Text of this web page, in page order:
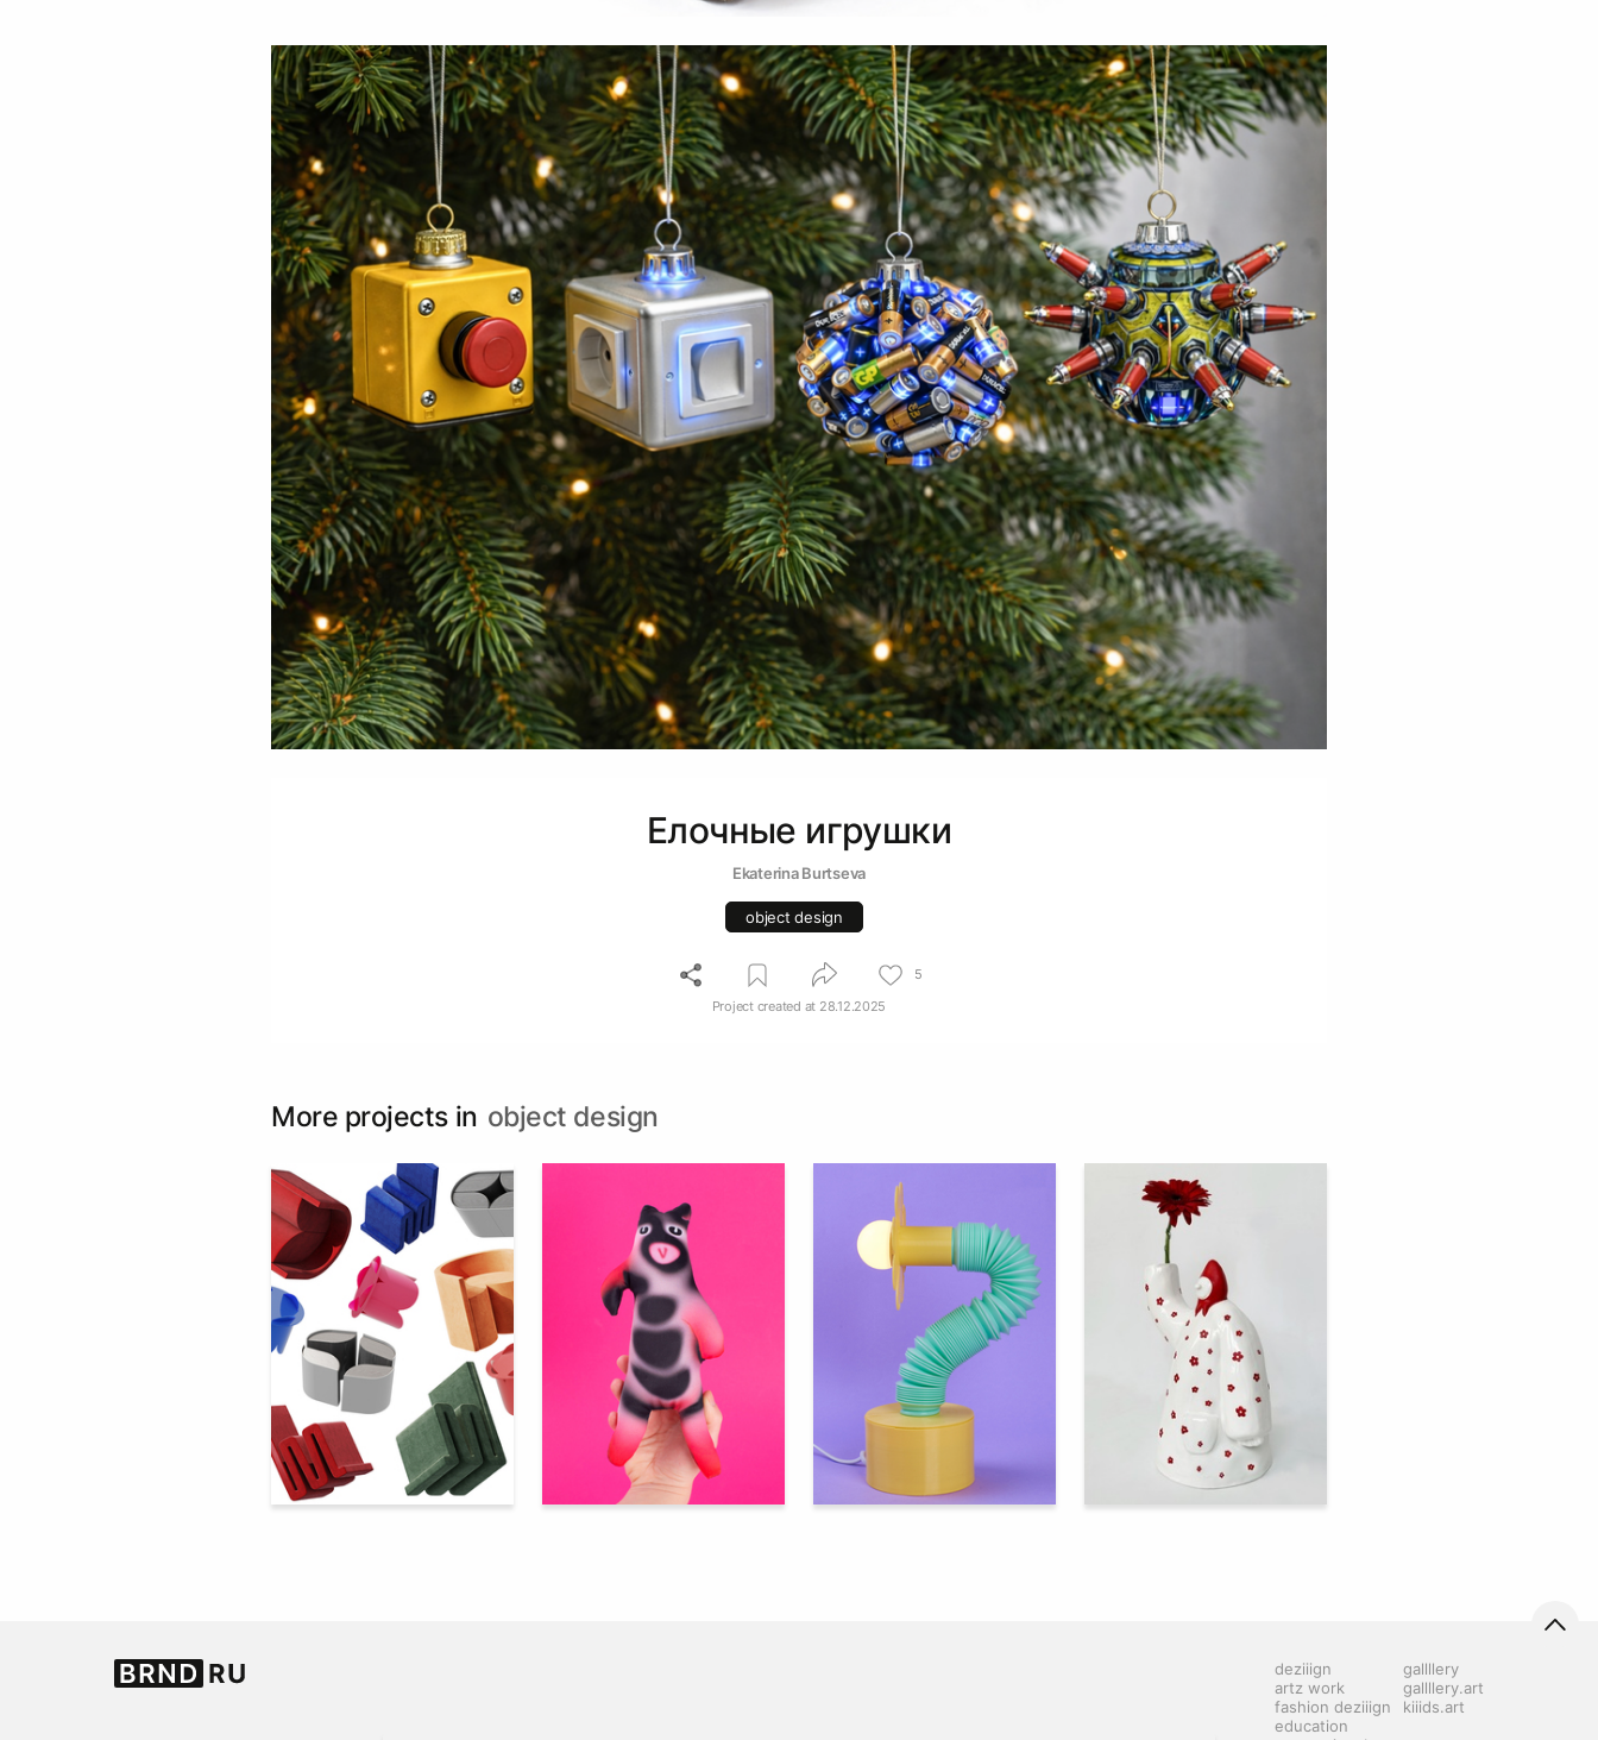
Елочные игрушки
Ekaterina Burtseva
object design
5
Project created at 28.12.2025
More projects in object design
Vladislav Khegay 357 Yuliya Krasova Multiple Authors Vasilina Kovalenko
deziiign
artz work
fashion deziiign
education
gallllery
gallllery.art
kiiids.art